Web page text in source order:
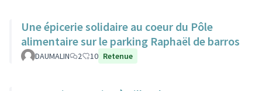
Une épicerie solidaire au coeur du Pôle
alimentaire sur le parking Raphaël de barros
DAUMALIN 2 10 Retenue